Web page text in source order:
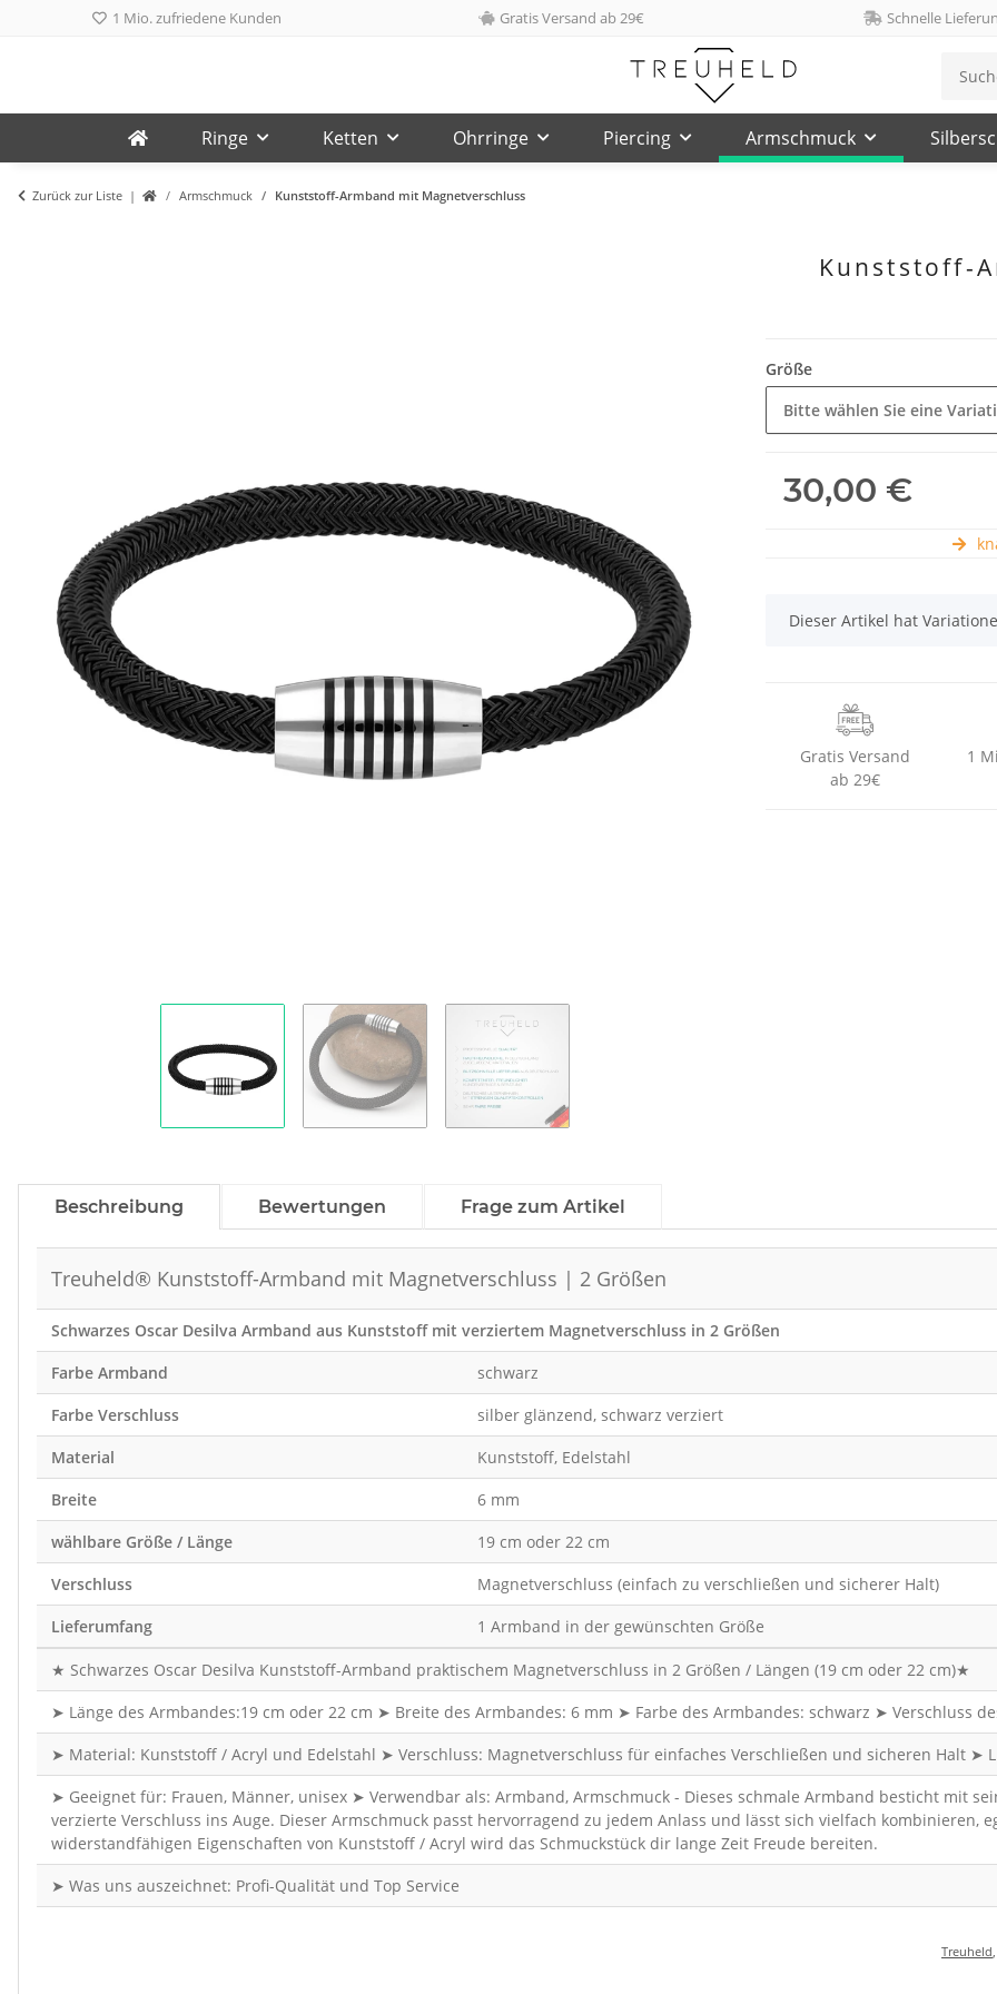
1 Mio. zufriedene Kunden Gratis Versand ab 29€ Schnelle
Ringe Ketten Ohrringe Piercing Armschmuck
Zurück zur Liste Armschmuck Kunststoff-Armband mit Magnetverschluss
Kunststoff-
Größe
Bitte wählen Sie eine
30,00 €
x
Dieser Artikel hat
Gratis Versand
ab 29€
1
Beschreibung Bewertungen Frage zum Artikel
Treuheld® Kunststoff-Armband mit Magnetverschluss | 2 Größen
Schwarzes Oscar Desilva Armband aus Kunststoff mit verziertem Magnetverschluss in 2 Größen
Farbe Armband
schwarz
Farbe Verschluss
silber glänzend, schwarz verziert
Material
Kunststoff, Edelstahl
Breite
6 mm
wählbare Größe / Länge
19 cm oder 22 cm
Verschluss
Magnetverschluss (einfach zu verschließen und sicherer Halt)
Lieferumfang
1 Armband in der gewünschten Größe
★ Schwarzes Oscar Desilva Kunststoff-Armband praktischem Magnetverschluss in 2 Größen / Längen (19 cm oder 22 cm)★
➤ Länge des Armbandes:19 cm oder 22 cm ➤ Breite des Armbandes: 6 mm ➤ Farbe des Armbandes: schwarz ➤ Verschluss
➤ Material: Kunststoff / Acryl und Edelstahl ➤ Verschluss: Magnetverschluss für einfaches Verschließen und sicheren Halt ➤
➤ Geeignet für: Frauen, Männer, unisex ➤ Verwendbar als: Armband, Armschmuck - Dieses schmale Armband besticht mit
verzierte Verschluss ins Auge. Dieser Armschmuck passt hervorragend zu jedem Anlass und lässt sich vielfach kombinieren,
widerstandfähigen Eigenschaften von Kunststoff / Acryl wird das Schmuckstück dir lange Zeit Freude bereiten.
➤ Was uns auszeichnet: Profi-Qualität und Top Service
Treuheld